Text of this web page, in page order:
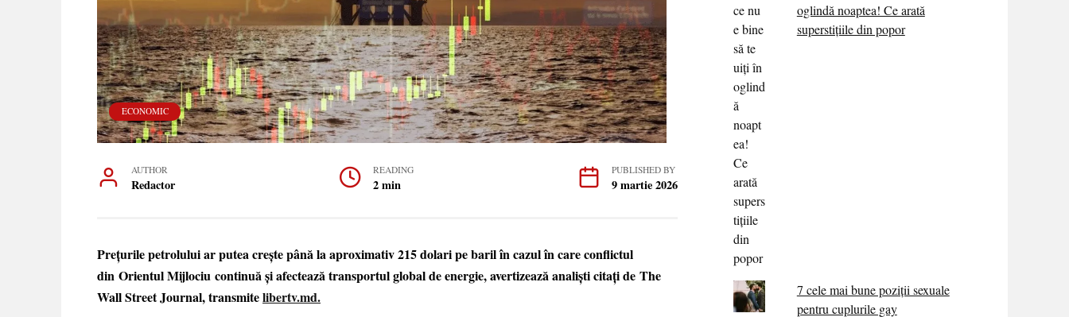
ECONOMIC
AUTHOR
Redactor
READING
2 min
PUBLISHED BY
9 martie 2026
Prețurile petrolului ar putea crește până la aproximativ 215 dolari pe baril în cazul în care conflictul
din Orientul Mijlociu continuă și afectează transportul global de energie, avertizează analiști citați de The
Wall Street Journal, transmitelibertv.md.
oglindă noaptea! Ce arată
superstițiile din popor
7 cele mai bune poziții sexuale
pentru cuplurile gay